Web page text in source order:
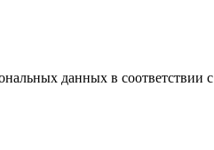
данных в соответствии с